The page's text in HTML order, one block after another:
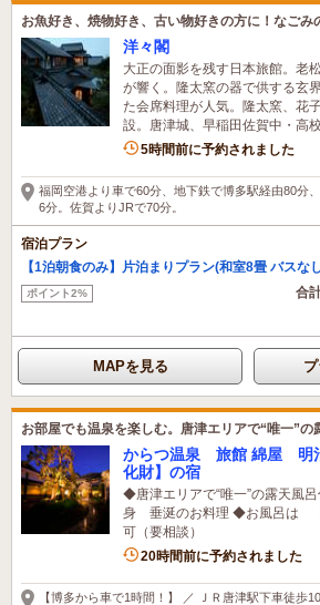
お魚好き、焼物好き、古い物好きの方に！なごみ
洋々閣
大正の面影を残す日本旅館。老
が響く。隆太窯の器で供する玄
た会席料理が人気。隆太窯、花
設。唐津城、早稲田佐賀中・高
1名がこの宿を見ています
5時間前に予約されました
福岡空港より車で60分、地下鉄で博多駅経由80分
6分。佐賀よりJRで70分。
宿泊プラン
【1泊朝食のみ】片泊まりプラン(和室8畳 バスなし
ポイント2% 合
MAPを見る
お部屋でも温泉を楽しむ。唐津エリアで“唯一”
からつ温泉 旅館 綿屋 明
化財】の宿
◆唐津エリアで“唯一”の露天風
身 垂涎のお料理 ◆お風呂は 【
可（要相談）
1名がこの宿を見ています
20時間前に予約されました
【博多から車で1時間！】 ／ ＪＲ唐津駅下車徒歩